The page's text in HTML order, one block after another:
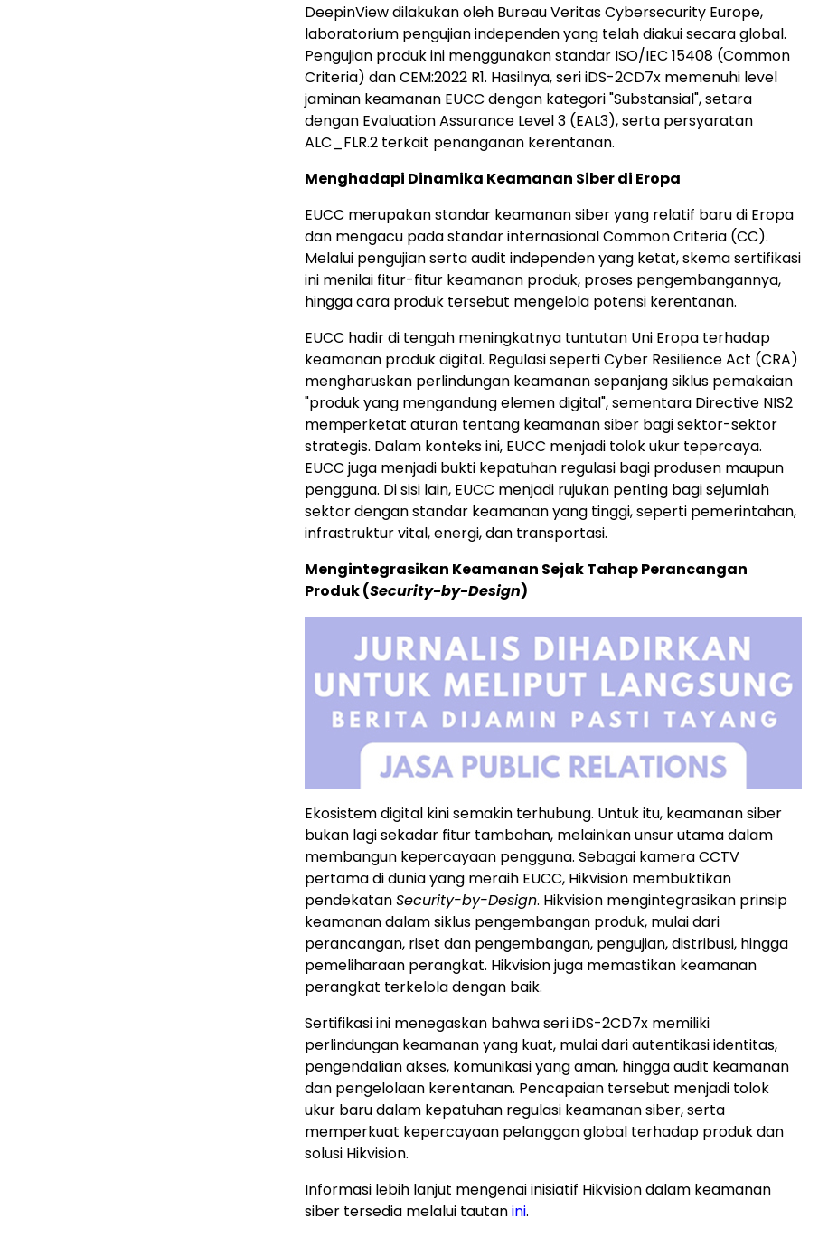
DeepinView dilakukan oleh Bureau Veritas Cybersecurity Europe,
laboratorium pengujian independen yang telah diakui secara global.
Pengujian produk ini menggunakan standar ISO/IEC 15408 (Common
Criteria) dan CEM:2022 R1. Hasilnya, seri iDS-2CD7x memenuhi level
jaminan keamanan EUCC dengan kategori "Substansial", setara
dengan Evaluation Assurance Level 3 (EAL3), serta persyaratan
ALC_FLR.2 terkait penanganan kerentanan.
Menghadapi Dinamika Keamanan Siber di Eropa
EUCC merupakan standar keamanan siber yang relatif baru di Eropa
dan mengacu pada standar internasional Common Criteria (CC).
Melalui pengujian serta audit independen yang ketat, skema sertifikasi
ini menilai fitur-fitur keamanan produk, proses pengembangannya,
hingga cara produk tersebut mengelola potensi kerentanan.
EUCC hadir di tengah meningkatnya tuntutan Uni Eropa terhadap
keamanan produk digital. Regulasi seperti Cyber Resilience Act (CRA)
mengharuskan perlindungan keamanan sepanjang siklus pemakaian
"produk yang mengandung elemen digital", sementara Directive NIS2
memperketat aturan tentang keamanan siber bagi sektor-sektor
strategis. Dalam konteks ini, EUCC menjadi tolok ukur tepercaya.
EUCC juga menjadi bukti kepatuhan regulasi bagi produsen maupun
pengguna. Di sisi lain, EUCC menjadi rujukan penting bagi sejumlah
sektor dengan standar keamanan yang tinggi, seperti pemerintahan,
infrastruktur vital, energi, dan transportasi.
Mengintegrasikan Keamanan Sejak Tahap Perancangan
Produk (Security-by-Design)
Ekosistem digital kini semakin terhubung. Untuk itu, keamanan siber
bukan lagi sekadar fitur tambahan, melainkan unsur utama dalam
membangun kepercayaan pengguna. Sebagai kamera CCTV
pertama di dunia yang meraih EUCC, Hikvision membuktikan
pendekatanSecurity-by-Design. Hikvision mengintegrasikan prinsip
keamanan dalam siklus pengembangan produk, mulai dari
perancangan, riset dan pengembangan, pengujian, distribusi, hingga
pemeliharaan perangkat. Hikvision juga memastikan keamanan
perangkat terkelola dengan baik.
Sertifikasi ini menegaskan bahwa seri iDS-2CD7x memiliki
perlindungan keamanan yang kuat, mulai dari autentikasi identitas,
pengendalian akses, komunikasi yang aman, hingga audit keamanan
dan pengelolaan kerentanan. Pencapaian tersebut menjadi tolok
ukur baru dalam kepatuhan regulasi keamanan siber, serta
memperkuat kepercayaan pelanggan global terhadap produk dan
solusi Hikvision.
Informasi lebih lanjut mengenai inisiatif Hikvision dalam keamanan
siber tersedia melalui tautanini.